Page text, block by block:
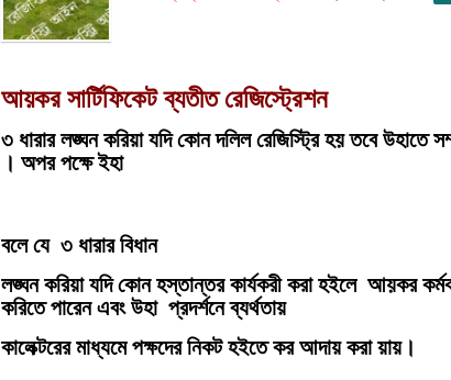
আয়কর সার্টিফিকেট ব্যতীত রেজিস্ট্রেশন
৩ ধারার লঙ্ঘন করিয়া যদি কোন দলিল রেজিস্ট্রি হয় তবে
। অপর পক্ষে ইহা
বলে যে ৩ ধারার বিধান
লঙ্ঘন করিয়া যদি কোন হস্তান্তর কার্যকরী করা হইলে আয়কর
করিতে পারেন এবং উহা প্রদর্শনে ব্যর্থতায়
কালেক্টরের মাধ্যমে পক্ষদের নিকট হইতে কর আদায় করা য়ায়।